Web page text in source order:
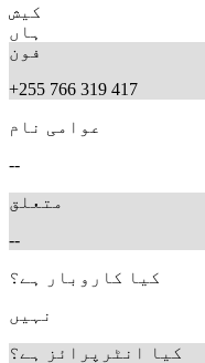
کیش
ہاں
فون
+255 766 319 417
عوامی نام
--
متعلق
--
کیا کاروبار ہے؟
نہیں
کیا انٹرپرائز ہے؟